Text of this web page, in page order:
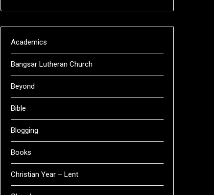
Academics
Bangsar Lutheran Church
Beyond
Bible
Blogging
Books
Christian Year – Lent